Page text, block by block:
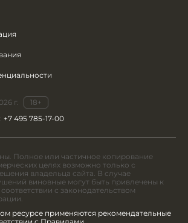
г.
18+
+7 495 785-17-00
Полное или частичное копирование
целях возможно только с
владельца сайта. В случае
виновные могут быть привлечены к
с законодательством
ресурсе применяются рекомендательные